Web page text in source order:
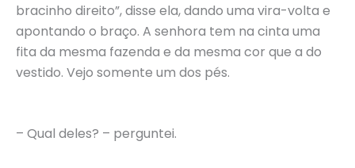
bracinho direito”, disse ela, dando uma vira-volta e
apontando o braço. A senhora tem na cinta uma
fita da mesma fazenda e da mesma cor que a do
vestido. Vejo somente um dos pés.
– Qual deles? – perguntei.